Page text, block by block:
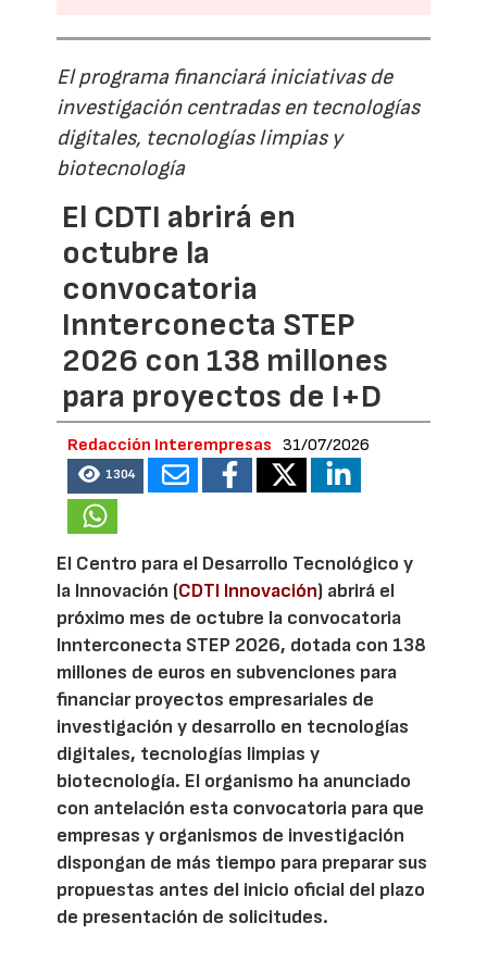
El programa financiará iniciativas de
investigación centradas en tecnologías
digitales, tecnologías limpias y
biotecnología
El CDTI abrirá en
octubre la
convocatoria
Innterconecta STEP
2026 con 138 millones
para proyectos de I+D
Redacción Interempresas 31/07/2026
1304
El Centro para el Desarrollo Tecnológico y
la Innovación (CDTI Innovación) abrirá el
próximo mes de octubre la convocatoria
Innterconecta STEP 2026, dotada con 138
millones de euros en subvenciones para
financiar proyectos empresariales de
investigación y desarrollo en tecnologías
digitales, tecnologías limpias y
biotecnología. El organismo ha anunciado
con antelación esta convocatoria para que
empresas y organismos de investigación
dispongan de más tiempo para preparar sus
propuestas antes del inicio oficial del plazo
de presentación de solicitudes.